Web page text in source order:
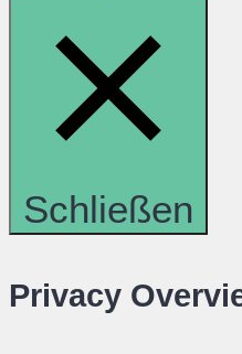
Schließen
Privacy